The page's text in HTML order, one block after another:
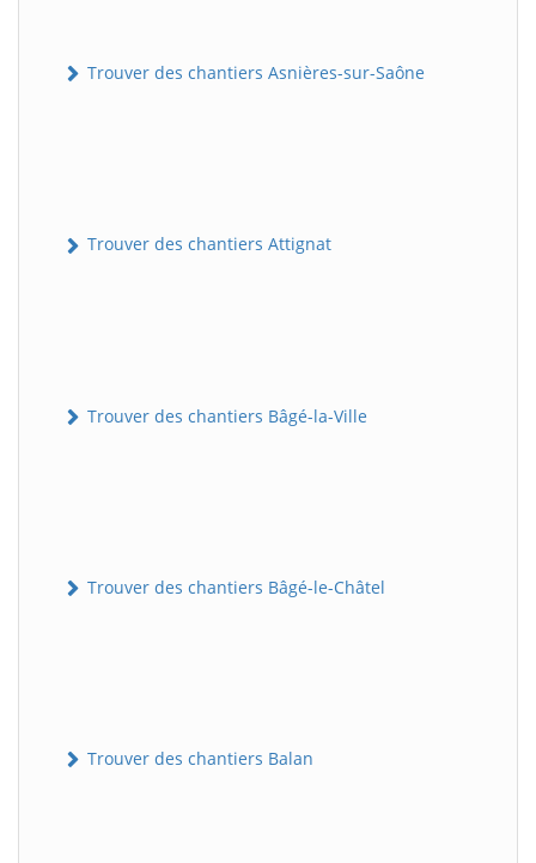
Trouver des chantiers Asnières-sur-Saône
Trouver des chantiers Attignat
Trouver des chantiers Bâgé-la-Ville
Trouver des chantiers Bâgé-le-Châtel
Trouver des chantiers Balan